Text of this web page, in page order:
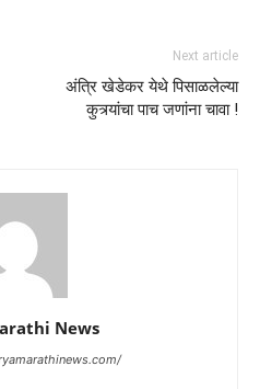
Next article
अंत्रि खेडेकर येथे पिसाळलेल्या
कुत्र्यांचा पाच जणांना चावा !
News